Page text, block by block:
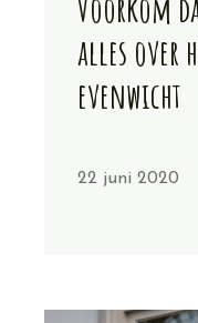
alles over
evenwicht
22 juni 2020